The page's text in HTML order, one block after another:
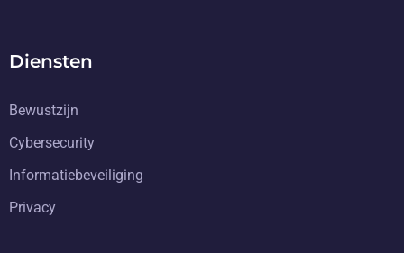
Diensten
Bewustzijn
Cybersecurity
Informatiebeveiliging
Privacy